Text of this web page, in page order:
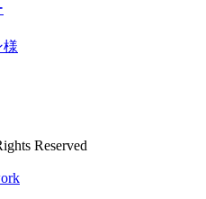
様
Reserved